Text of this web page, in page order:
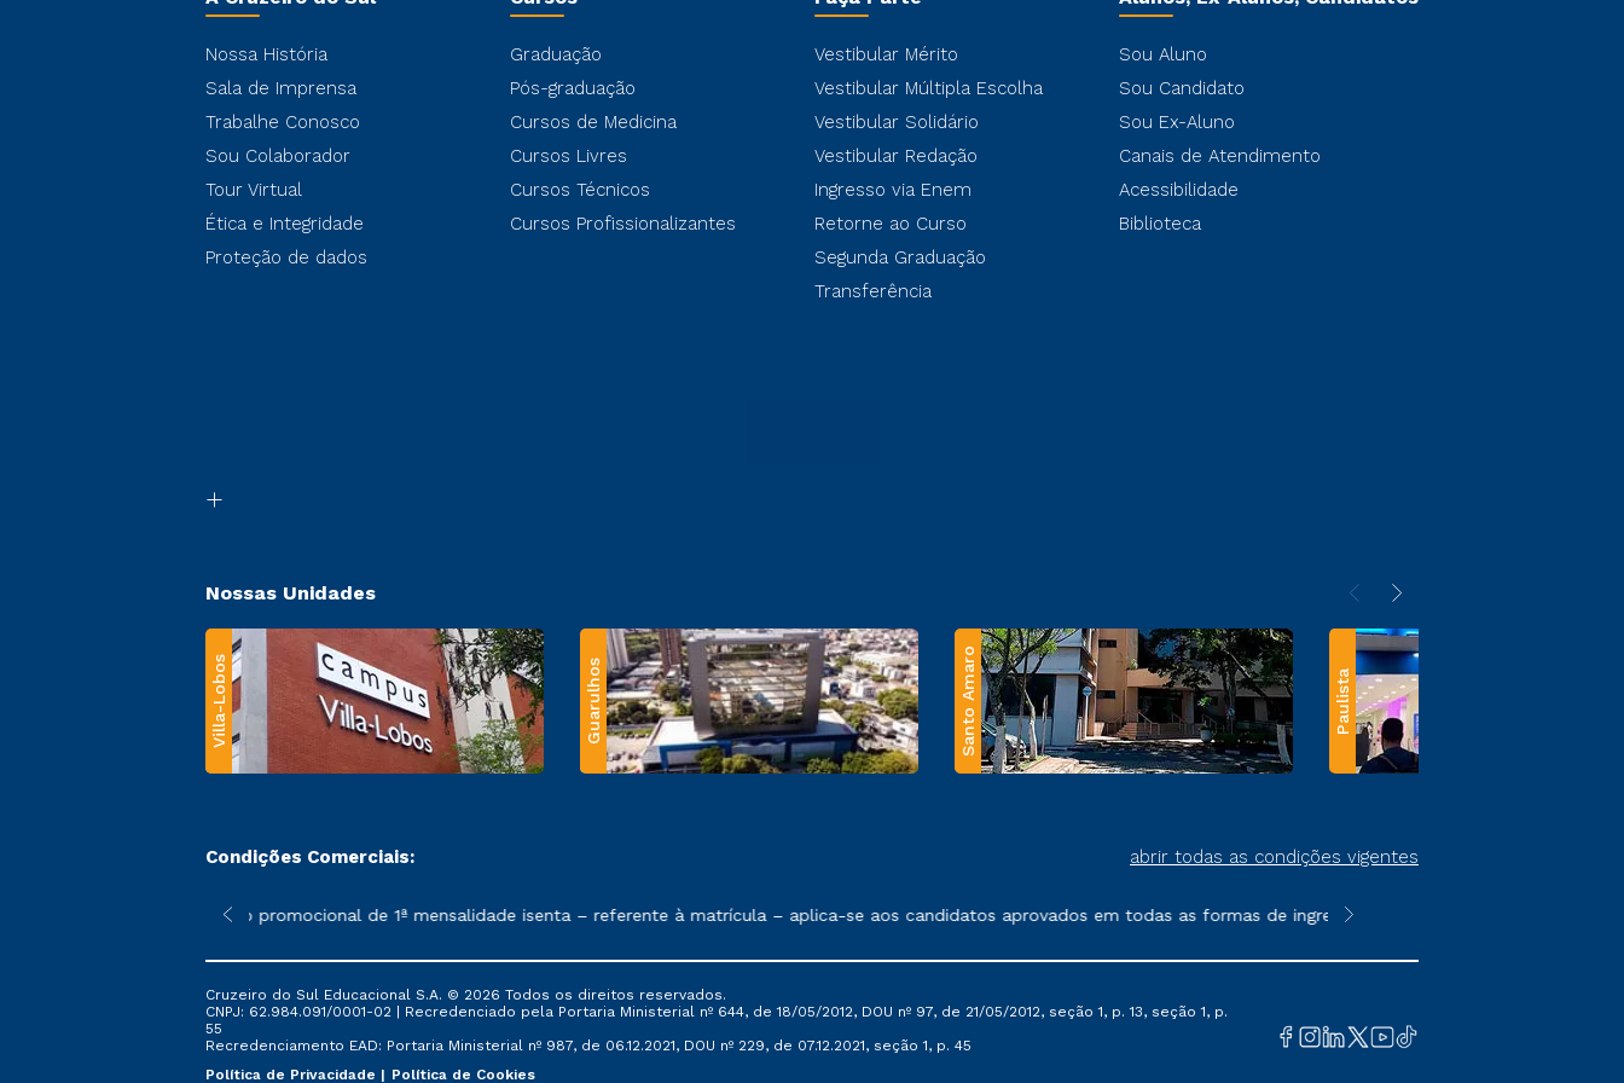
Nossa História
Sala de Imprensa
Trabalhe Conosco
Sou Colaborador
Tour Virtual
Ética e Integridade
Proteção de dados
Graduação
Pós-graduação
Cursos de Medicina
Cursos Livres
Cursos Técnicos
Cursos Profissionalizantes
Vestibular Mérito
Vestibular Múltipla Escolha
Vestibular Solidário
Vestibular Redação
Ingresso via Enem
Retorne ao Curso
Segunda Graduação
Transferência
Sou Aluno
Sou Candidato
Sou Ex-Aluno
Canais de Atendimento
Acessibilidade
Biblioteca
Nossas Unidades
Villa-Lobos Guarulhos Santo Amaro Paulista
Condições Comerciais: abrir todas as condições vigentes
sofrer alterações nos períodos de rematrícula conforme exposto no contrato de prestação de serviços.
*A condição promocional de 1ª mensalidade isenta – referente à matrícula – aplica-se aos candidatos aprovados em todas as formas de ingresso, exceto na prova on-line ou
**Semipresencial e EAD são
Cruzeiro do Sul Educacional S.A. © 2026 Todos os direitos reservados.
CNPJ: 62.984.091/0001-02 | Recredenciado pela Portaria Ministerial nº 644, de 18/05/2012, DOU nº 97, de 21/05/2012, seção 1, p. 13, seção 1, p.
55
Recredenciamento EAD: Portaria Ministerial nº 987, de 06.12.2021, DOU nº 229, de 07.12.2021, seção 1, p. 45
Política de Privacidade
Política de Cookies